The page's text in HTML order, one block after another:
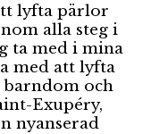
lyfta pärlor
alla steg i
ta med i mina
med att lyfta
barndom och
Exupéry,
nyanserad